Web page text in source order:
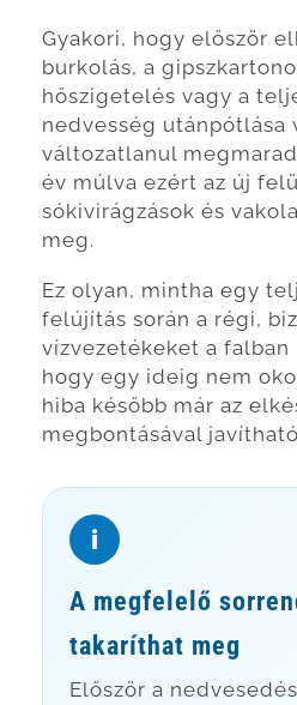
Gyakori, hogy először
burkolás, a
hőszigetelés vagy a
nedvesség utánpótlása
változatlanul
év múlva ezért az új
sókivirágzások és
meg.
Ez olyan, mintha egy
felújítás során a régi,
vízvezetékeket a falban
hogy egy ideig nem
hiba később már az
megbontásával
A megfelelő
takaríthat meg
Először a